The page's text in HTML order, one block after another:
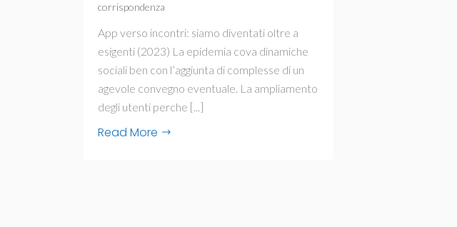
corrispondenza
App verso incontri: siamo diventati oltre a
esigenti (2023) La epidemia cova dinamiche
sociali ben con l’aggiunta di complesse di un
agevole convegno eventuale. La ampliamento
degli utenti perche [...]
Read More